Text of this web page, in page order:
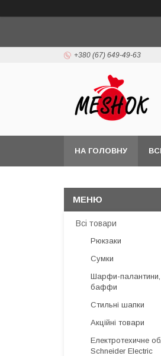
+380 (67) 649-49-63
НА ГОЛОВНУ
Всі товари
Рюкзаки
Сумки
Шарфи-палантини,
баффи
Стильні шапки
Акційні товари
Електротехичне
Schneider Electric